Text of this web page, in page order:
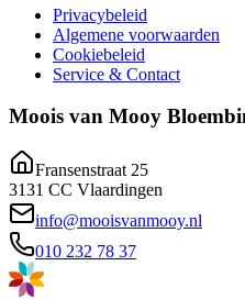
Privacybeleid
Algemene voorwaarden
Cookiebeleid
Service & Contact
Moois van Mooy
Fransenstraat 25
3131 CC Vlaardingen
info@mooisvanmooy.nl
010 232 78 37